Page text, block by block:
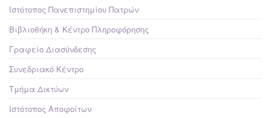
Ιστότοπος Πανεπιστημίου Πατρών
Βιβλιοθήκη & Κέντρο Πληροφόρησης
Γραφείο Διασύνδεσης
Συνεδριακό Κέντρο
Τμήμα Δικτύων
Ιστότοπος Αποφοίτων